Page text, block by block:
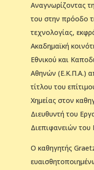
Αναγνωρίζοντας
του στην πρόοδο
τεχνολογίας,
Ακαδημαϊκή
Εθνικού και
Αθηνών (Ε.Κ.Π.Α.)
τίτλου του
Χημείας στον
Διευθυντή του
Διεπιφανειών του
Ο καθηγητής